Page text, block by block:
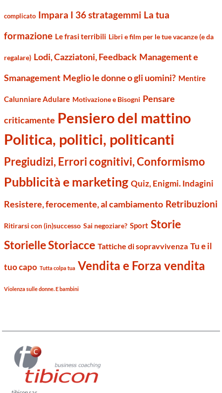
complicato Impara I 36 stratagemmi La tua
formazione Le frasi terribili Libri e film per le tue vacanze (e da
regalare) Lodi, Cazziatoni, Feedback Management e
Smanagement Meglio le donne o gli uomini? Mentire
Calunniare Adulare Motivazione e Bisogni Pensare
criticamente Pensiero del mattino
Politica, politici, politicanti
Pregiudizi, Errori cognitivi, Conformismo
Pubblicità e marketing Quiz, Enigmi. Indagini
Resistere, ferocemente, al cambiamento Retribuzioni
Ritirarsi con (in)successo Sai negoziare? Sport Storie
Storielle Storiacce Tattiche di sopravvivenza Tu e il
tuo capo Tutta colpa tua Vendita e Forza vendita
Violenza sulle donne. E bambini